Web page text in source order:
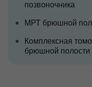
позвоночника
МРТ брюшной
Комплексная
брюшной полости